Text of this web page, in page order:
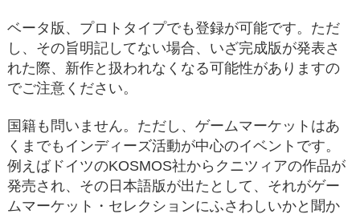
ベータ版、プロトタイプでも登録が可能です。ただ
し、その旨明記してない場合、いざ完成版が発表さ
れた際、新作と扱われなくなる可能性がありますの
でご注意ください。
国籍も問いません。ただし、ゲームマーケットはあ
くまでもインディーズ活動が中心のイベントです。
例えばドイツのKOSMOS社からクニツィアの作品が
発売され、その日本語版が出たとして、それがゲー
ムマーケット・セレクションにふさわしいかと聞か